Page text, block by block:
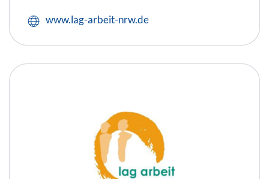
www.lag-arbeit-nrw.de